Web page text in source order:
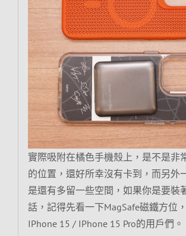
實際吸附在橘色手機殼上，是不是非
的位置，還好所幸沒有卡到，而另外
是還有多留一些空間，如果你是要裝
話，記得先看一下MagSafe磁鐵方位
IPhone 15 / IPhone 15 Pro的用戶們。